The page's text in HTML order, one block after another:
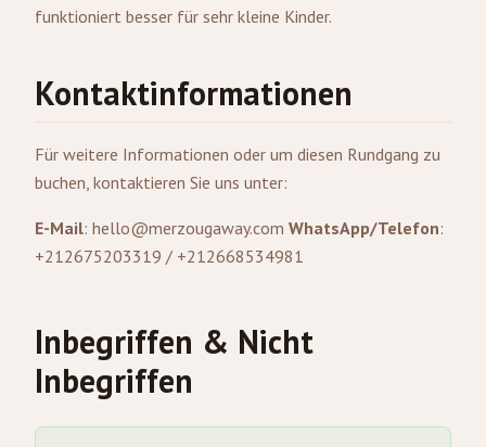
funktioniert besser für sehr kleine Kinder.
Kontaktinformationen
Für weitere Informationen oder um diesen Rundgang zu
buchen, kontaktieren Sie uns unter:
E-Mail: hello@merzougaway.com WhatsApp/Telefon:
+212675203319 / +212668534981
Inbegriffen & Nicht
Inbegriffen